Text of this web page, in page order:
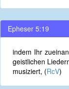
Epheser 5:19
indem Ihr
geistlichen
musiziert, (RcV)